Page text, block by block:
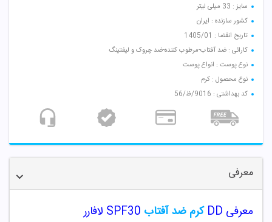
سایز : 33 میلی لیتر
کشور سازنده : ایران
تاریخ انقضا : 1405/01
کارائی : ضد آفتاب-مرطوب کننده-ضد چروک و لیفتینگ
نوع پوست : انواع پوست
نوع محصول : کرم
کد بهداشتی : 9016/ظ/56
معرفی
معرفی DD کرم ضد آفتاب